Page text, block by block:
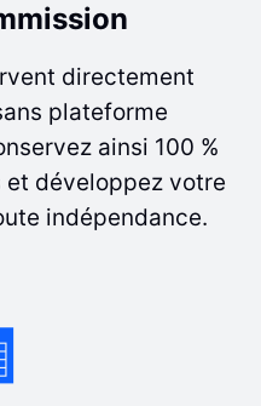
directement
plateforme
ainsi 100 %
et développez votre
indépendance.